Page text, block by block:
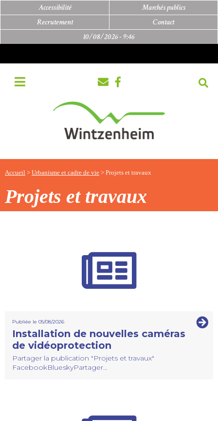
Accessibilité
Marchés publics
Recrutement
Contact
10/08/2026 -9:46
Accueil > Urbanisme et cadre de vie > Projets et travaux
Projets et travaux
Publiée le 05/08/2026
Installation de nouvelles caméras
de vidéoprotection
Partager la publication "Projets et travaux"
FacebookBlueskyPartager...